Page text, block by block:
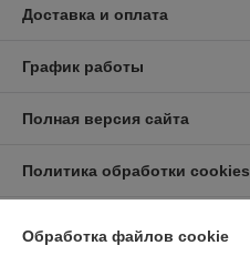
Доставка и оплата
График работы
Полная версия сайта
Политика обработки cookies
Обработка файлов cookie